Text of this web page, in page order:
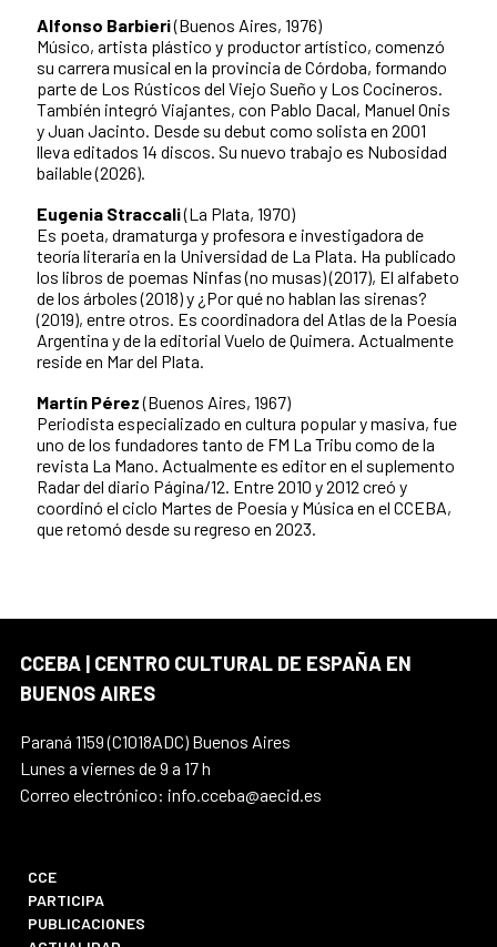
Alfonso Barbieri(Buenos Aires, 1976)
Músico, artista plástico y productor artístico, comenzó
su carrera musical en la provincia de Córdoba, formando
parte de Los Rústicos del Viejo Sueño y Los Cocineros.
También integró Viajantes, con Pablo Dacal, Manuel Onis
y Juan Jacinto. Desde su debut como solista en 2001
lleva editados 14 discos. Su nuevo trabajo es Nubosidad
bailable (2026).
Eugenia Straccali(La Plata, 1970)
Es poeta, dramaturga y profesora e investigadora de
teoría literaria en la Universidad de La Plata. Ha publicado
los libros de poemas Ninfas (no musas) (2017), El alfabeto
de los árboles (2018) y ¿Por qué no hablan las sirenas?
(2019), entre otros. Es coordinadora del Atlas de la Poesía
Argentina y de la editorial Vuelo de Quimera. Actualmente
reside en Mar del Plata.
Martín Pérez(Buenos Aires, 1967)
Periodista especializado en cultura popular y masiva, fue
uno de los fundadores tanto de FM La Tribu como de la
revista La Mano. Actualmente es editor en el suplemento
Radar del diario Página/12. Entre 2010 y 2012 creó y
coordinó el ciclo Martes de Poesía y Música en el CCEBA,
que retomó desde su regreso en 2023.
CCEBA | CENTRO CULTURAL DE ESPAÑA EN
BUENOS AIRES
Paraná 1159 (C1018ADC) Buenos Aires
Lunes a viernes de 9 a 17 h
Correo electrónico: info.cceba@aecid.es
CCE
PARTICIPA
PUBLICACIONES